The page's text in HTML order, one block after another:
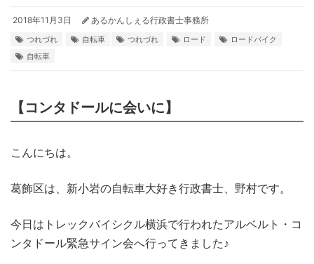
2018年11月3日 あるかんしぇる行政書士事務所
つれづれ 自転車 つれづれ ロード
ロードバイク
自転車
【コンタドールに会いに】
こんにちは。
葛飾区は、新小岩の自転車大好き行政書士、野村です。
今日はトレックバイシクル横浜で行われたアルベルト・コ
ンタドール緊急サイン会へ行ってきました♪